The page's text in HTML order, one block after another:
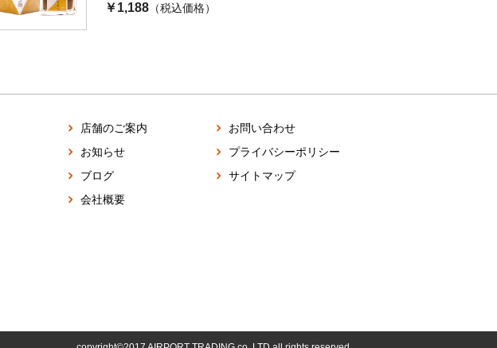
￥1,188 （税込価格）
店舗のご案内
お知らせ
ブログ
会社概要
お問い合わせ
プライバシーポリシー
サイトマップ